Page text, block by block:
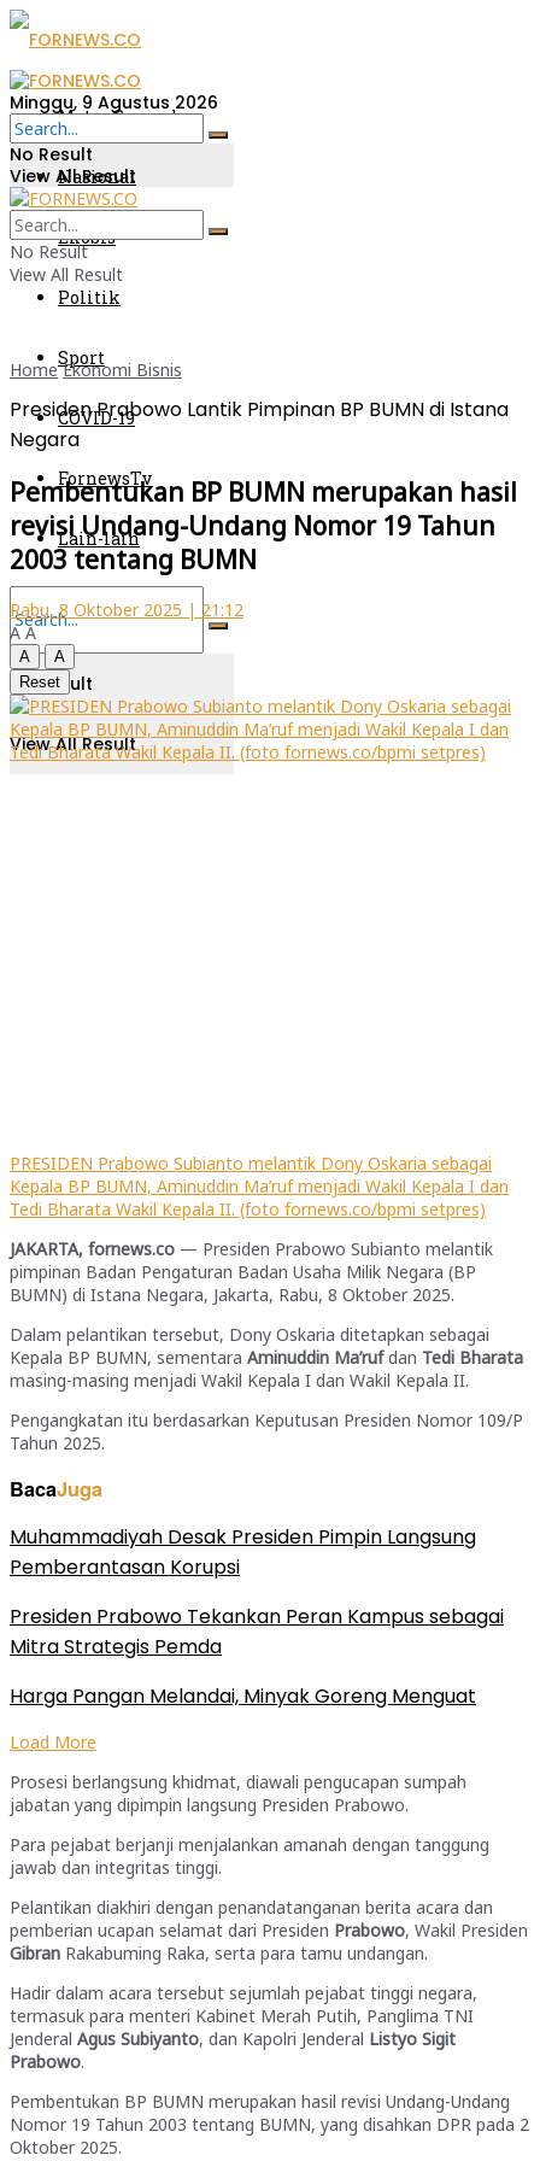
Metro Sumsel
Nasional
Ekobis
Politik
Sport
COVID-19
FornewsTv
Lain-lain
No Result
View All Result
Minggu, 9 Agustus 2026
No Result
View All Result
No Result
View All Result
Home Ekonomi Bisnis
Presiden Prabowo Lantik Pimpinan BP BUMN di Istana
Negara
Pembentukan BP BUMN merupakan hasil
revisi Undang-Undang Nomor 19 Tahun
2003 tentang BUMN
Rabu, 8 Oktober 2025 | 21:12
A A
A
A
Reset
PRESIDEN Prabowo Subianto melantik Dony Oskaria sebagai
Kepala BP BUMN, Aminuddin Ma’ruf menjadi Wakil Kepala I dan
Tedi Bharata Wakil Kepala II. (foto fornews.co/bpmi setpres)
JAKARTA, fornews.co — Presiden Prabowo Subianto melantik
pimpinan Badan Pengaturan Badan Usaha Milik Negara (BP
BUMN) di Istana Negara, Jakarta, Rabu, 8 Oktober 2025.
Dalam pelantikan tersebut, Dony Oskaria ditetapkan sebagai
Kepala BP BUMN, sementara Aminuddin Ma’rufdan Tedi Bharata
masing-masing menjadi Wakil Kepala I dan Wakil Kepala II.
Pengangkatan itu berdasarkan Keputusan Presiden Nomor 109/P
Tahun 2025.
BacaJuga
Muhammadiyah Desak Presiden Pimpin Langsung
Pemberantasan Korupsi
Presiden Prabowo Tekankan Peran Kampus sebagai
Mitra Strategis Pemda
Harga Pangan Melandai, Minyak Goreng Menguat
Load More
Prosesi berlangsung khidmat, diawali pengucapan sumpah
jabatan yang dipimpin langsung Presiden Prabowo.
Para pejabat berjanji menjalankan amanah dengan tanggung
jawab dan integritas tinggi.
Pelantikan diakhiri dengan penandatanganan berita acara dan
pemberian ucapan selamat dari Presiden Prabowo, Wakil Presiden
Gibran Rakabuming Raka, serta para tamu undangan.
Hadir dalam acara tersebut sejumlah pejabat tinggi negara,
termasuk para menteri Kabinet Merah Putih, Panglima TNI
Jenderal Agus Subiyanto, dan Kapolri Jenderal Listyo Sigit
Prabowo.
Pembentukan BP BUMN merupakan hasil revisi Undang-Undang
Nomor 19 Tahun 2003 tentang BUMN, yang disahkan DPR pada 2
Oktober 2025.